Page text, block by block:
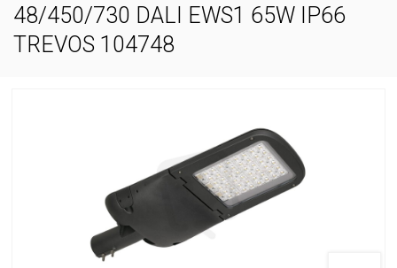
48/450/730 DALI EWS1 65W IP66
TREVOS 104748